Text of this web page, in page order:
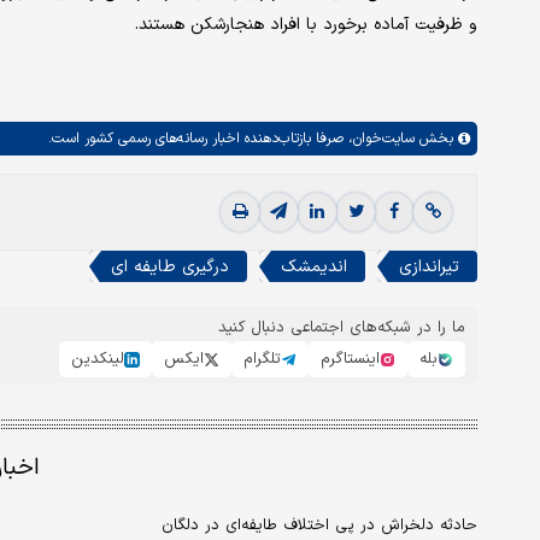
و ظرفیت آماده برخورد با افراد هنجارشکن هستند.
بخش سایت‌خوان، صرفا بازتاب‌دهنده اخبار رسانه‌های رسمی کشور است.
تیراندازی اندیمشک درگیری طایفه ای
ما را در شبکه‌های اجتماعی دنبال کنید
بله
اینستاگرم تلگرام ایکس لینکدین
حادثه دلخراش در پی اختلاف طایفه‌ای در دلگان